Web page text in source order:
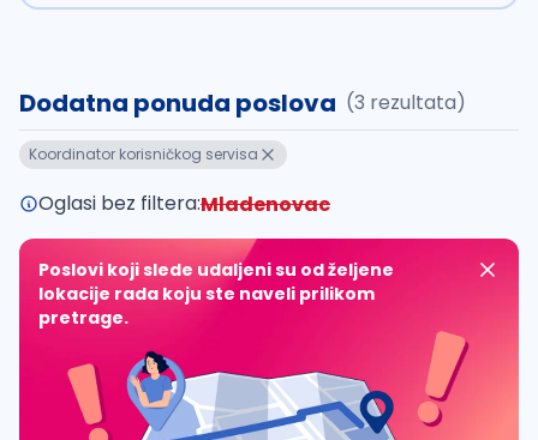
Dodatna ponuda poslova (3 rezultata)
Koordinator korisničkog servisa
Oglasi bez filtera:Mladenovac
Poslovi koji slede udaljeni su od željene
lokacije rada koju ste naveli prilikom
pretrage.